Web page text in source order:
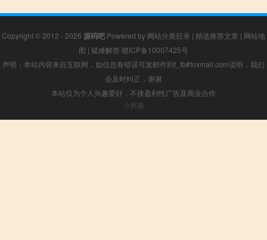
Copyright © 2012 - 2026 源码吧 Powered by 网站分类目录 | 精选推荐文章 | 网站地
图 | 疑难解答 赣ICP备10007425号
声明：本站内容来自互联网，如信息有错误可发邮件到f_fb#foxmail.com说明，我们
会及时纠正，谢谢
本站仅为个人兴趣爱好，不接盈利性广告及商业合作
小男孩